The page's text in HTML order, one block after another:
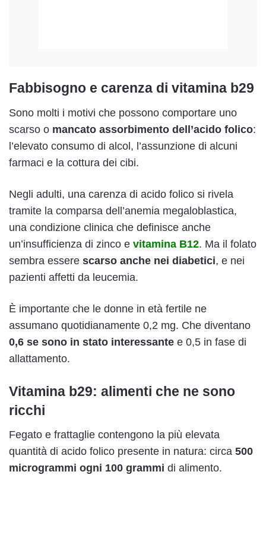
Fabbisogno e carenza di vitamina b29
Sono molti i motivi che possono comportare uno
scarso o mancato assorbimento dell’acido folico:
l’elevato consumo di alcol, l’assunzione di alcuni
farmaci e la cottura dei cibi.
Negli adulti, una carenza di acido folico si rivela
tramite la comparsa dell’anemia megaloblastica,
una condizione clinica che definisce anche
un’insufficienza di zinco e vitamina B12. Ma il folato
sembra essere scarso anche nei diabetici, e nei
pazienti affetti da leucemia.
È importante che le donne in età fertile ne
assumano quotidianamente 0,2 mg. Che diventano
0,6 se sono in stato interessante e 0,5 in fase di
allattamento.
Vitamina b29: alimenti che ne sono
ricchi
Fegato e frattaglie contengono la più elevata
quantità di acido folico presente in natura: circa 500
microgrammi ogni 100 grammi di alimento.